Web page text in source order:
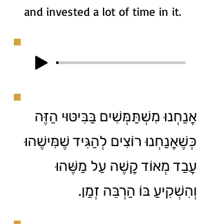
and invested a lot of time in it.
אֲנַחְנוּ מִשְׁתַּמְּשִׁים בַּבִּיטּוּי הַזֶּה
כְּשֶׁאֲנַחְנוּ רוֹצִים לְהַגִּיד שֶׁמִּישֶׁהוּ
עָבַד מְאוֹד קָשֶׁה עַל מַשֶּׁהוּ
וְהִשְׁקִיעַ בּוֹ הַרְבֵּה זְמַן.